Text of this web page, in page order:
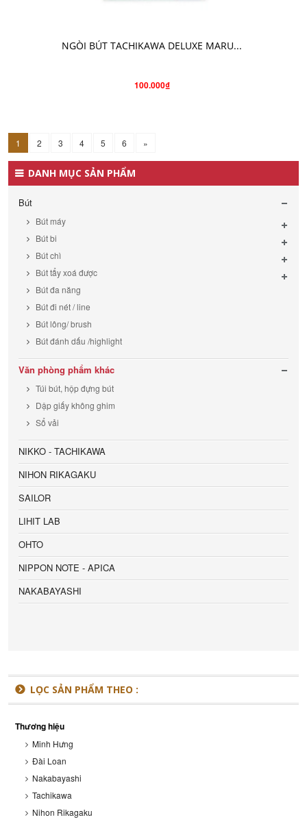
NGÒI BÚT TACHIKAWA DELUXE MARU...
100.000₫
1 2 3 4 5 6 »
DANH MỤC SẢN PHẨM
Bút
Bút máy
Bút bi
Bút chì
Bút tẩy xoá được
Bút đa năng
Bút đi nét / line
Bút lông/ brush
Bút đánh dấu /highlight
Văn phòng phẩm khác
Túi bút, hộp đựng bút
Dập giấy không ghim
Sổ vải
NIKKO - TACHIKAWA
NIHON RIKAGAKU
SAILOR
LIHIT LAB
OHTO
NIPPON NOTE - APICA
NAKABAYASHI
LỌC SẢN PHẨM THEO :
Thương hiệu
Minh Hưng
Đài Loan
Nakabayashi
Tachikawa
Nihon Rikagaku